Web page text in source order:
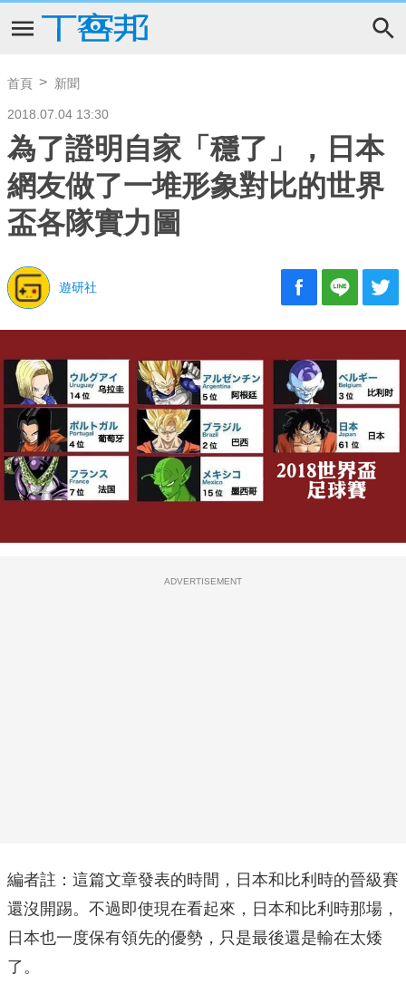
首頁 新聞
2018.07.04 13:30
為了證明自家「穩了」，日本
網友做了一堆形象對比的世界
盃各隊實力圖
遊研社
ADVERTISEMENT
編者註：這篇文章發表的時間，日本和比利時的晉級賽
還沒開踢。不過即使現在看起來，日本和比利時那場，
日本也一度保有領先的優勢，只是最後還是輸在太矮
了。